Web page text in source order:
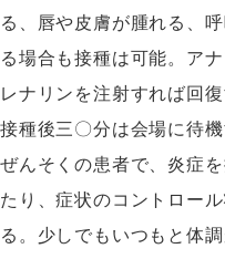
る、唇や皮膚が腫れる、
る場合も接種は可能。ア
レナリンを注射すれば回
接種後三〇分は会場に待機
ぜんそくの患者で、炎症
たり、症状のコントロー
る。少しでもいつもと体